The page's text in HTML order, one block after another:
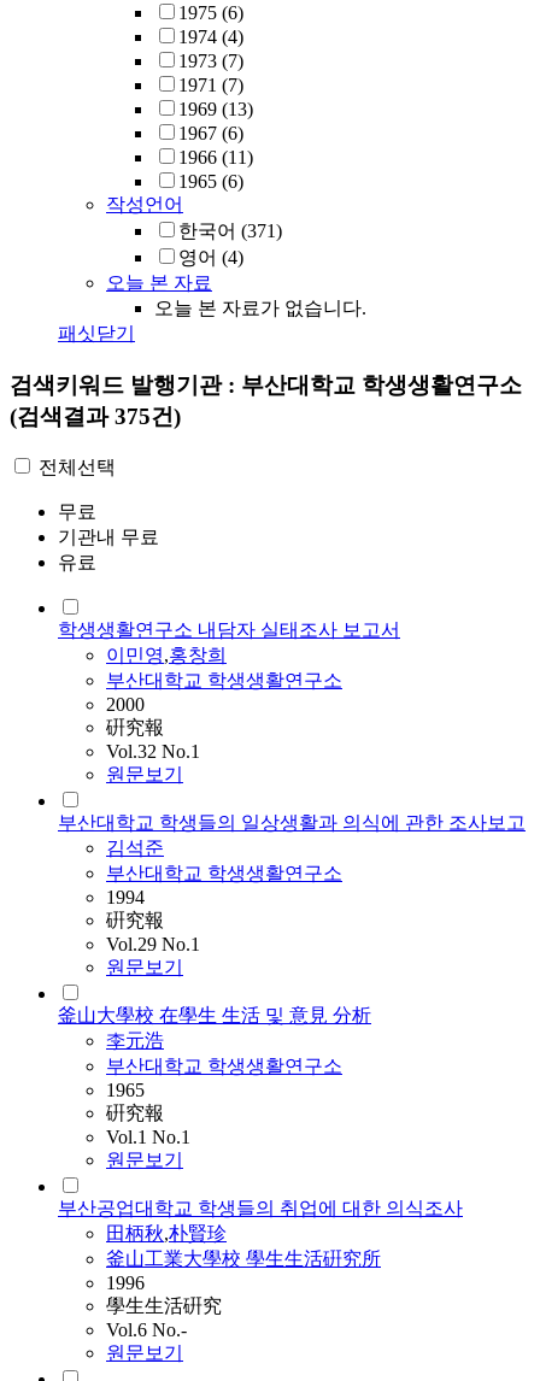
1975 (6)
1974 (4)
1973 (7)
1971 (7)
1969 (13)
1967 (6)
1966 (11)
1965 (6)
작성언어
한국어 (371)
영어 (4)
오늘 본 자료
오늘 본 자료가 없습니다.
패싯닫기
검색키워드 발행기관 : 부산대학교 학생생활연구소
(검색결과 375건)
전체선택
무료
기관내 무료
유료
학생생활연구소 내담자 실태조사 보고서
이민영,홍창희
부산대학교 학생생활연구소
2000
硏究報
Vol.32 No.1
원문보기
부산대학교 학생들의 일상생활과 의식에 관한 조사보고
김석준
부산대학교 학생생활연구소
1994
硏究報
Vol.29 No.1
원문보기
釜山大學校 在學生 生活 및 意見 分析
李元浩
부산대학교 학생생활연구소
1965
硏究報
Vol.1 No.1
원문보기
부산공업대학교 학생들의 취업에 대한 의식조사
田柄秋,朴賢珍
釜山工業大學校 學生生活硏究所
1996
學生生活硏究
Vol.6 No.-
원문보기